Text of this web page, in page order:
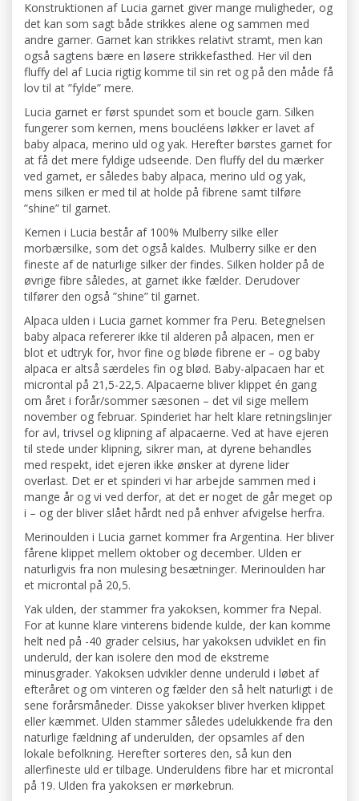
Konstruktionen af Lucia garnet giver mange muligheder, og
det kan som sagt både strikkes alene og sammen med
andre garner. Garnet kan strikkes relativt stramt, men kan
også sagtens bære en løsere strikkefasthed. Her vil den
fluffy del af Lucia rigtig komme til sin ret og på den måde få
lov til at ”fylde” mere.
Lucia garnet er først spundet som et boucle garn. Silken
fungerer som kernen, mens boucléens løkker er lavet af
baby alpaca, merino uld og yak. Herefter børstes garnet for
at få det mere fyldige udseende. Den fluffy del du mærker
ved garnet, er således baby alpaca, merino uld og yak,
mens silken er med til at holde på fibrene samt tilføre
”shine” til garnet.
Kernen i Lucia består af 100% Mulberry silke eller
morbærsilke, som det også kaldes. Mulberry silke er den
fineste af de naturlige silker der findes. Silken holder på de
øvrige fibre således, at garnet ikke fælder. Derudover
tilfører den også ”shine” til garnet.
Alpaca ulden i Lucia garnet kommer fra Peru. Betegnelsen
baby alpaca refererer ikke til alderen på alpacen, men er
blot et udtryk for, hvor fine og bløde fibrene er – og baby
alpaca er altså særdeles fin og blød. Baby-alpacaen har et
microntal på 21,5-22,5. Alpacaerne bliver klippet én gang
om året i forår/sommer sæsonen – det vil sige mellem
november og februar. Spinderiet har helt klare retningslinjer
for avl, trivsel og klipning af alpacaerne. Ved at have ejeren
til stede under klipning, sikrer man, at dyrene behandles
med respekt, idet ejeren ikke ønsker at dyrene lider
overlast. Det er et spinderi vi har arbejde sammen med i
mange år og vi ved derfor, at det er noget de går meget op
i – og der bliver slået hårdt ned på enhver afvigelse herfra.
Merinoulden i Lucia garnet kommer fra Argentina. Her bliver
fårene klippet mellem oktober og december. Ulden er
naturligvis fra non mulesing besætninger. Merinoulden har
et microntal på 20,5.
Yak ulden, der stammer fra yakoksen, kommer fra Nepal.
For at kunne klare vinterens bidende kulde, der kan komme
helt ned på -40 grader celsius, har yakoksen udviklet en fin
underuld, der kan isolere den mod de ekstreme
minusgrader. Yakoksen udvikler denne underuld i løbet af
efteråret og om vinteren og fælder den så helt naturligt i de
sene forårsmåneder. Disse yakokser bliver hverken klippet
eller kæmmet. Ulden stammer således udelukkende fra den
naturlige fældning af underulden, der opsamles af den
lokale befolkning. Herefter sorteres den, så kun den
allerfineste uld er tilbage. Underuldens fibre har et microntal
på 19. Ulden fra yakoksen er mørkebrun.